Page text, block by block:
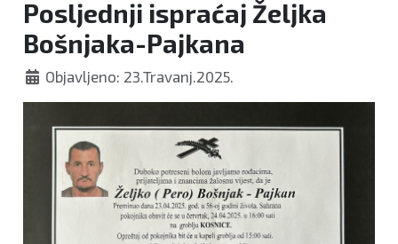
Posljednji ispraćaj Željka
Bošnjaka-Pajkana
Objavljeno: 23.Travanj.2025.